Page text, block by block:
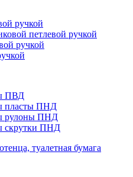
ручкой
петлевой ручкой
ручкой
ПВД
пласты ПНД
рулоны ПНД
скрутки ПНД
туалетная бумага